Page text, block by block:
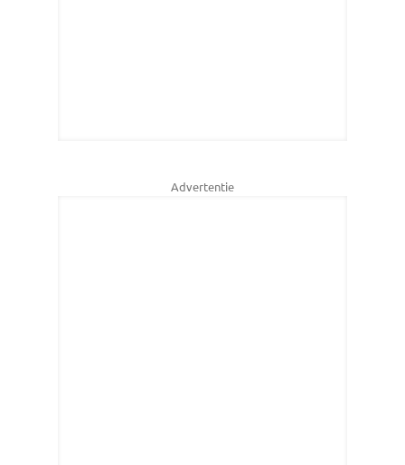
Advertentie